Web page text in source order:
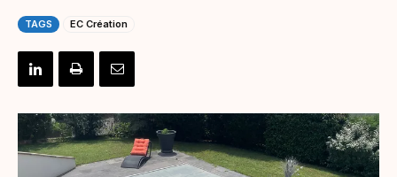
TAGS EC Création